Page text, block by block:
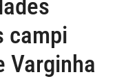
campi
Varginha